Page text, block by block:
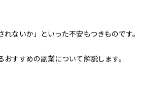
ないか」といった不安もつきものです。
すすめの副業について解説します。